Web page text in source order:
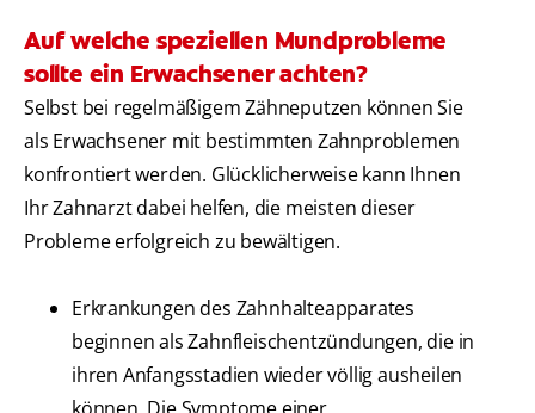
Auf welche speziellen Mundprobleme
sollte ein Erwachsener achten?
Selbst bei regelmäßigem Zähneputzen können Sie
als Erwachsener mit bestimmten Zahnproblemen
konfrontiert werden. Glücklicherweise kann Ihnen
Ihr Zahnarzt dabei helfen, die meisten dieser
Probleme erfolgreich zu bewältigen.
Erkrankungen des Zahnhalteapparates
beginnen als Zahnfleischentzündungen, die in
ihren Anfangsstadien wieder völlig ausheilen